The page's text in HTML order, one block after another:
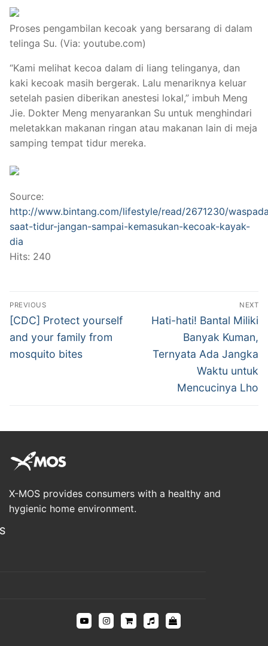
Proses pengambilan kecoak yang bersarang di dalam
telinga Su. (Via: youtube.com)
“Kami melihat kecoa dalam di liang telinganya, dan
kaki kecoak masih bergerak. Lalu menariknya keluar
setelah pasien diberikan anestesi lokal,” imbuh Meng
Jie. Dokter Meng menyarankan Su untuk menghindari
meletakkan makanan ringan atau makanan lain di meja
samping tempat tidur mereka.
Source:
http://www.bintang.com/lifestyle/read/2671230/
saat-tidur-jangan-sampai-kemasukan-kecoak-kayak-
dia
Hits: 240
Post
navigation
PREVIOUS
Previous
post:
[CDC] Protect yourself
and your family from
mosquito bites
NEXT
Next
Hati-hati! Bantal Miliki
Banyak Kuman,
Ternyata Ada Jangka
Waktu untuk
Mencucinya Lho
X-MOS provides consumers with a healthy and
hygienic home environment.